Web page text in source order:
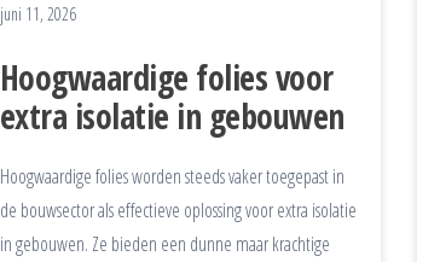
juni 11, 2026
Hoogwaardige folies voor
extra isolatie in gebouwen
Hoogwaardige folies worden steeds vaker toegepast in
de bouwsector als effectieve oplossing voor extra isolatie
in gebouwen. Ze bieden een dunne maar krachtige